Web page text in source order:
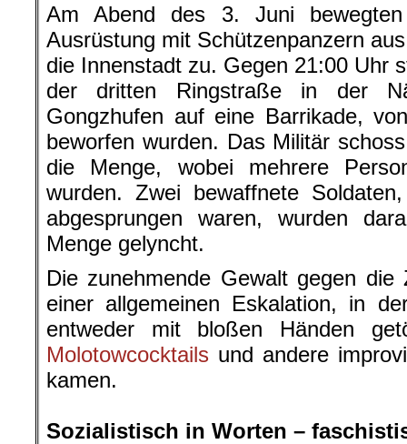
Am Abend des 3. Juni
Ausrüstung mit Schützenpanzern
die Innenstadt zu. Gegen 21:00 Uhr
der dritten Ringstraße in der
Gongzhufen auf eine Barrikade,
beworfen wurden. Das Militär
die Menge, wobei mehrere
wurden. Zwei bewaffnete
abgesprungen waren, wurden
Menge gelyncht.
Die zunehmende Gewalt gegen die
einer allgemeinen Eskalation, in
entweder mit bloßen Händen
Molotowcocktails und andere
kamen.
Sozialistisch in Worten –